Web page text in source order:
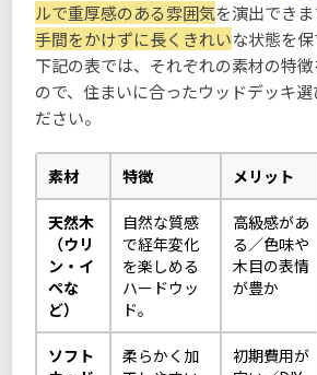
ルで重厚感のある雰囲気を演出できま
手間をかけずに長くきれいな状態を保
下記の表では、それぞれの素材の特
ので、住まいに合ったウッドデッキ
ださい。
素材 特徴 メリット
天然木
（ウリ
ン・イ
ペな
ど）
自然な質感
で経年変化
を楽しめる
ハードウッ
ド。
高級感があ
る／色味や
木目の表情
が豊か
ソフト
柔らかく加
初期費用が